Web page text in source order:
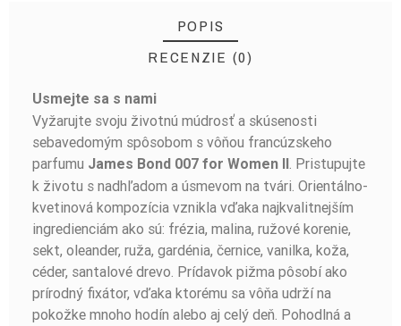
POPIS
RECENZIE (0)
Usmejte sa s nami
Vyžarujte svoju životnú múdrosť a skúsenosti
sebavedomým spôsobom s vôňou francúzskeho
parfumu James Bond 007 for Women II . Pristupujte
k životu s nadhľadom a úsmevom na tvári. Orientálno-
kvetinová kompozícia vznikla vďaka najkvalitnejším
ingredienciám ako sú: frézia, malina, ružové korenie,
sekt, oleander, ruža, gardénia, černice, vanilka, koža,
céder, santalové drevo. Prídavok pižma pôsobí ako
prírodný fixátor, vďaka ktorému sa vôňa udrží na
pokožke mnoho hodín alebo aj celý deň. Pohodlná a
BUĎTE PRVÝ, KTO NAPÍŠE RECENZIU!